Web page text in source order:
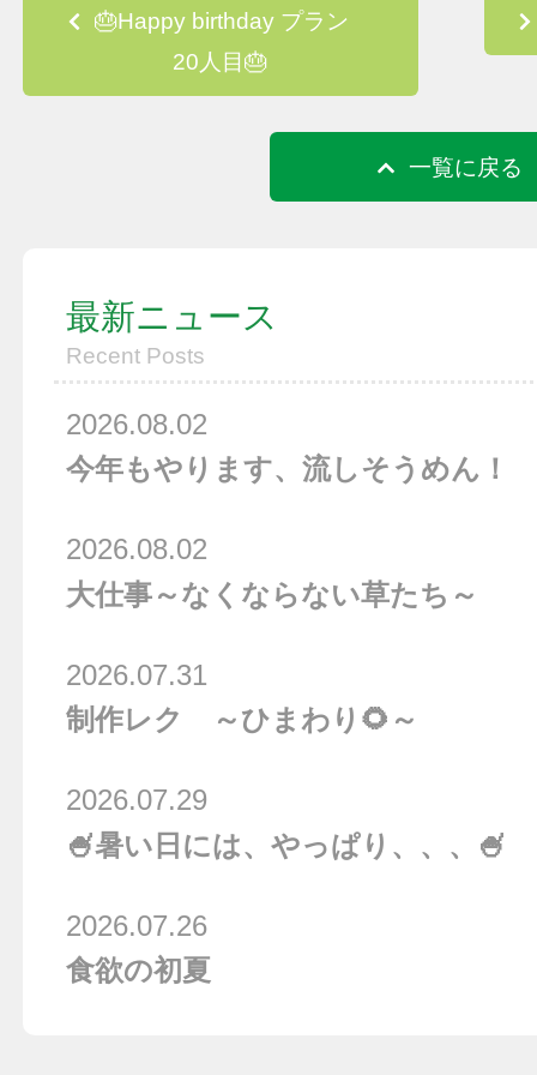
Post navigation
🎂Happy birthday プラン
20人目🎂
一覧に戻る
最新ニュース
Recent Posts
今年もやります、流しそうめん！
2026.08.02
大仕事～なくならない草たち～
2026.08.02
制作レク ～ひまわり🌻～
2026.07.31
🍧暑い日には、やっぱり、、、🍧
2026.07.29
食欲の初夏
2026.07.26